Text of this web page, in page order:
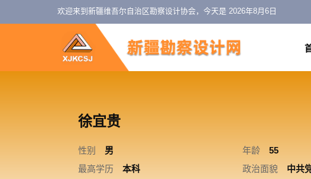
欢迎来到新疆维吾尔自治区勘察设计协会，今天是 2026年8月6日
徐宜贵
性别 男 年龄 55
最高学历
本科 政治面貌 中共